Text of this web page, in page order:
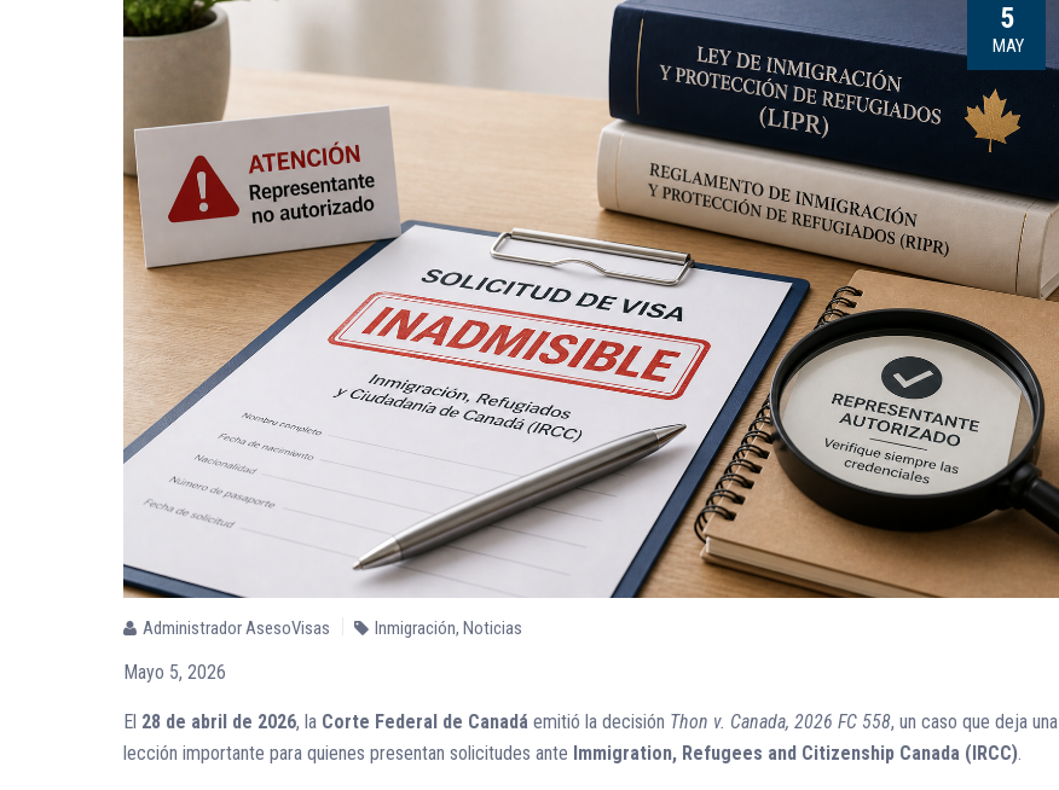
5
MAY
Administrador AsesoVisas Inmigración, Noticias
Mayo 5, 2026
El 28 de abril de 2026, la Corte Federal de Canadá emitió la decisión Thon v. Canada, 2026 FC 558, un caso que deja una
lección importante para quienes presentan solicitudes ante Immigration, Refugees and Citizenship Canada (IRCC).